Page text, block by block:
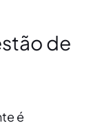
de
é